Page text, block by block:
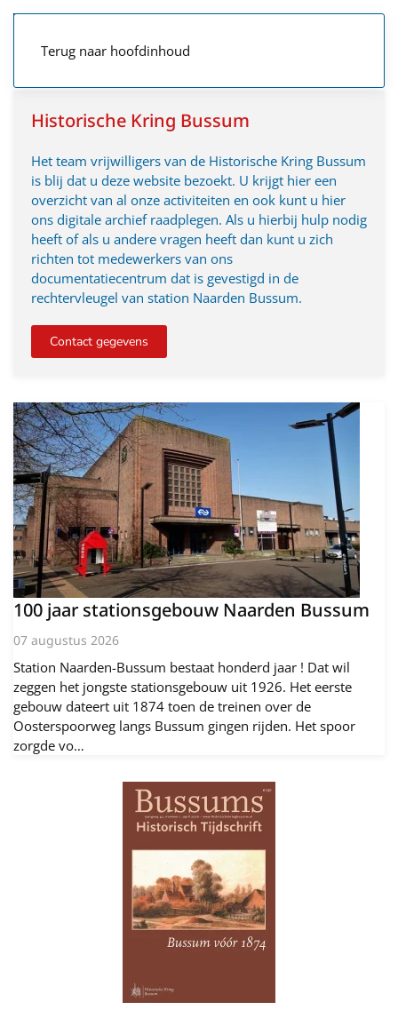
Terug naar hoofdinhoud
Historische Kring Bussum
Het team vrijwilligers van de Historische Kring Bussum
is blij dat u deze website bezoekt. U krijgt hier een
overzicht van al onze activiteiten en ook kunt u hier
ons digitale archief raadplegen. Als u hierbij hulp nodig
heeft of als u andere vragen heeft dan kunt u zich
richten tot medewerkers van ons
documentatiecentrum dat is gevestigd in de
rechtervleugel van station Naarden Bussum.
Contact gegevens
100 jaar stationsgebouw Naarden Bussum
07 augustus 2026
Station Naarden-Bussum bestaat honderd jaar ! Dat wil
zeggen het jongste stationsgebouw uit 1926. Het eerste
gebouw dateert uit 1874 toen de treinen over de
Oosterspoorweg langs Bussum gingen rijden. Het spoor
zorgde vo…